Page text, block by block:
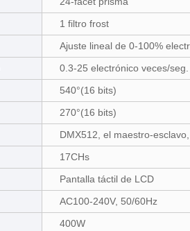
1 filtro frost
Ajuste lineal de 0-100%
0.3-25 electrónico veces/seg.
540°(16 bits)
270°(16 bits)
DMX512, el maestro-
17CHs
Pantalla táctil de LCD
AC100-240V, 50/60Hz
400W